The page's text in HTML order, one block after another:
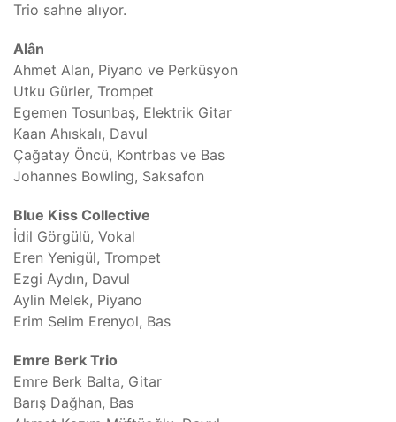
Trio sahne alıyor.
Alân
Ahmet Alan, Piyano ve Perküsyon
Utku Gürler, Trompet
Egemen Tosunbaş, Elektrik Gitar
Kaan Ahıskalı, Davul
Çağatay Öncü, Kontrbas ve Bas
Johannes Bowling, Saksafon
Blue Kiss Collective
İdil Görgülü, Vokal
Eren Yenigül, Trompet
Ezgi Aydın, Davul
Aylin Melek, Piyano
Erim Selim Erenyol, Bas
Emre Berk Trio
Emre Berk Balta, Gitar
Barış Dağhan, Bas